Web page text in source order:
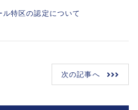
特区の認定について
次の記事へ